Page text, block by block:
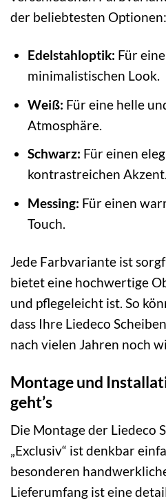
der beliebtesten Optionen:
Edelstahloptik: Für
minimalistischen Look.
Weiß: Für eine helle
Atmosphäre.
Schwarz: Für einen
kontrastreichen Akzent.
Messing: Für einen
Touch.
Jede Farbvariante ist
bietet eine hochwertige
und pflegeleicht ist. So
dass Ihre Liedeco
nach vielen Jahren noch
Montage und
geht’s
Die Montage der Liedeco
„Exclusiv“ ist denkbar
besonderen
Lieferumfang ist eine